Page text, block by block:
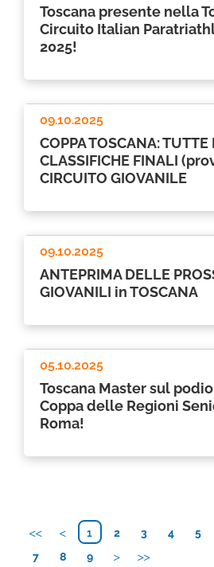
Toscana presente nella
Circuito Italian
2025!
09.10.2025
COPPA TOSCANA: TUTTE
CLASSIFICHE FINALI
CIRCUITO GIOVANILE
09.10.2025
ANTEPRIMA DELLE
GIOVANILI in TOSCANA
05.10.2025
Toscana Master sul
Coppa delle Regioni
Roma!
1 2 3 4 5
7
8 9